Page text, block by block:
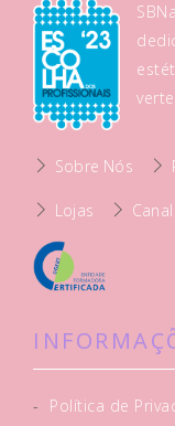
Sobre Nós
Lojas
-
Política de